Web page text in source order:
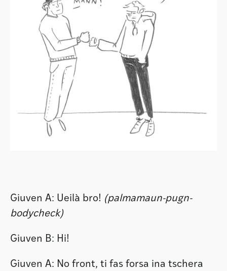
Giuven A: Ueilà bro! (palmamaun-pugn-
bodycheck)
Giuven B: Hi!
Giuven A: No front, ti fas forsa ina tschera